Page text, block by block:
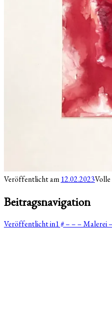
Veröffentlicht am 12.02.2023
Beitragsnavigation
Veröffentlicht in1 # – – – Malerei